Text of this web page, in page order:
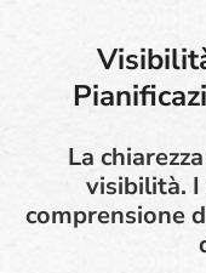
La
visibilità.
comprensione